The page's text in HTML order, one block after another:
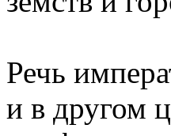
Речь
и в другом